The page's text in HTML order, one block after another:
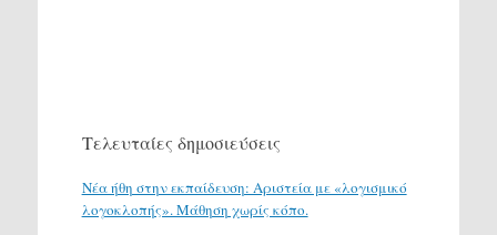
Τελευταίες δημοσιεύσεις
Νέα ήθη στην εκπαίδευση: Αριστεία με «λογισμικό
λογοκλοπής». Μάθηση χωρίς κόπο.